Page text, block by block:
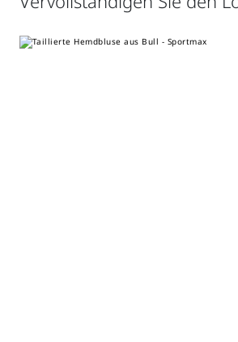
Metallknöpfe
normal trocknen; bügeln mit maximal
kleidungsstück vor dem waschen
besonderheit dieser stoffe zeichnet sich
unregelmässigkeiten des farbtöne